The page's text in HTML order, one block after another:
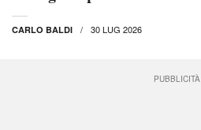
CARLO BALDI 30 LUG 2026
PUBBLICITÀ